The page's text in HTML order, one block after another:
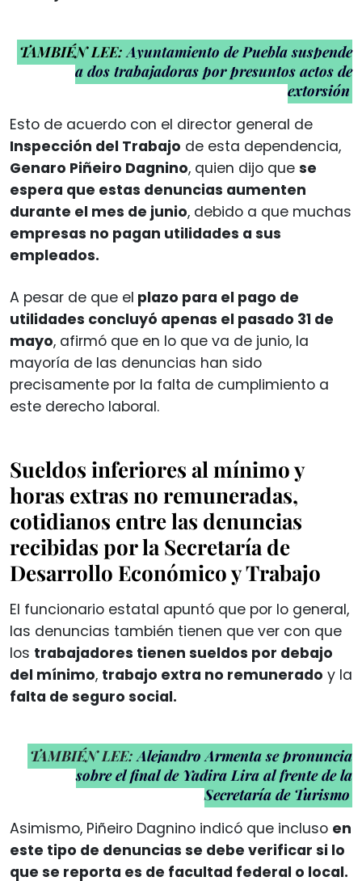
TAMBIÉN LEE:Ayuntamiento de Puebla suspende
a dos trabajadoras por presuntos actos de
extorsión
Esto de acuerdo con el director general de
Inspección del Trabajo de esta dependencia,
Genaro Piñeiro Dagnino, quien dijo que se
espera que estas denuncias aumenten
durante el mes de junio, debido a que muchas
empresas no pagan utilidades a sus
empleados.
A pesar de que el plazo para el pago de
utilidades concluyó apenas el pasado 31 de
mayo, afirmó que en lo que va de junio, la
mayoría de las denuncias han sido
precisamente por la falta de cumplimiento a
este derecho laboral.
Sueldos inferiores al mínimo y
horas extras no remuneradas,
cotidianos entre las denuncias
recibidas por la Secretaría de
Desarrollo Económico y Trabajo
El funcionario estatal apuntó que por lo general,
las denuncias también tienen que ver con que
los trabajadores tienen sueldos por debajo
del mínimo, trabajo extra no remunerado y la
falta de seguro social.
TAMBIÉN LEE:Alejandro Armenta se pronuncia
sobre el final de Yadira Lira al frente de la
Secretaría de Turismo
Asimismo, Piñeiro Dagnino indicó que incluso en
este tipo de denuncias se debe verificar si lo
que se reporta es de facultad federal o local.